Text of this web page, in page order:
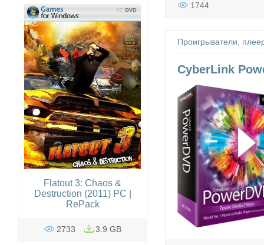
1744
Проигрыватели,
CyberLink
Flatout 3: Chaos &
Destruction (2011) PC |
RePack
2733 3.9 GB